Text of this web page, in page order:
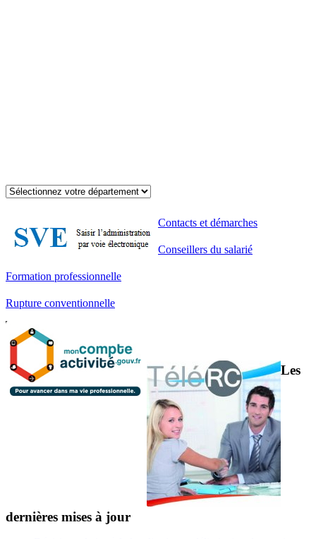
Contacts et démarches
Conseillers du salarié
Formation professionnelle
Rupture conventionnelle
Les
dernières mises à jour